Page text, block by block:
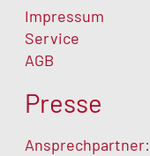
Impressum
Service
AGB
Presse